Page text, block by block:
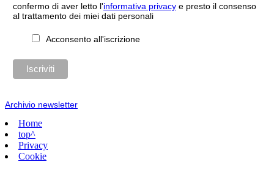
confermo di aver letto l'informativa privacye presto il consenso
al trattamento dei miei dati personali
Acconsento all'iscrizione
Archivio newsletter
Home
top^
Privacy
Cookie